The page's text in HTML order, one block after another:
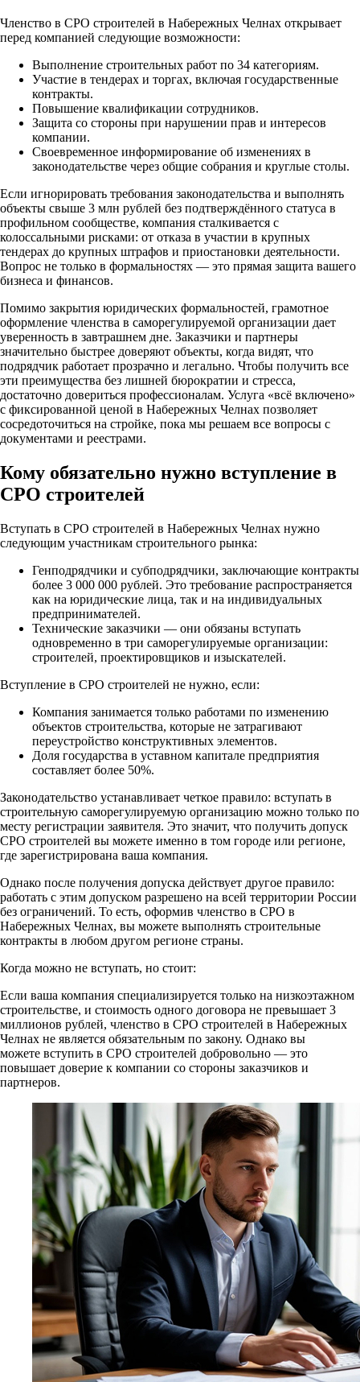
Членство в СРО строителей в Набережных Челнах открывает
перед компанией следующие возможности:
Выполнение строительных работ по 34 категориям.
Участие в тендерах и торгах, включая государственные
контракты.
Повышение квалификации сотрудников.
Защита со стороны при нарушении прав и интересов
компании.
Своевременное информирование об изменениях в
законодательстве через общие собрания и круглые столы.
Если игнорировать требования законодательства и выполнять
объекты свыше 3 млн рублей без подтверждённого статуса в
профильном сообществе, компания сталкивается с
колоссальными рисками: от отказа в участии в крупных
тендерах до крупных штрафов и приостановки деятельности.
Вопрос не только в формальностях — это прямая защита вашего
бизнеса и финансов.
Помимо закрытия юридических формальностей, грамотное
оформление членства в саморегулируемой организации дает
уверенность в завтрашнем дне. Заказчики и партнеры
значительно быстрее доверяют объекты, когда видят, что
подрядчик работает прозрачно и легально. Чтобы получить все
эти преимущества без лишней бюрократии и стресса,
достаточно довериться профессионалам. Услуга «всё включено»
с фиксированной ценой в Набережных Челнах позволяет
сосредоточиться на стройке, пока мы решаем все вопросы с
документами и реестрами.
Кому обязательно нужно вступление в
СРО строителей
Вступать в СРО строителей в Набережных Челнах нужно
следующим участникам строительного рынка:
Генподрядчики и субподрядчики, заключающие контракты
более 3 000 000 рублей. Это требование распространяется
как на юридические лица, так и на индивидуальных
предпринимателей.
Технические заказчики — они обязаны вступать
одновременно в три саморегулируемые организации:
строителей, проектировщиков и изыскателей.
Вступление в СРО строителей не нужно, если:
Компания занимается только работами по изменению
объектов строительства, которые не затрагивают
переустройство конструктивных элементов.
Доля государства в уставном капитале предприятия
составляет более 50%.
Законодательство устанавливает четкое правило: вступать в
строительную саморегулируемую организацию можно только по
месту регистрации заявителя. Это значит, что получить допуск
СРО строителей вы можете именно в том городе или регионе,
где зарегистрирована ваша компания.
Однако после получения допуска действует другое правило:
работать с этим допуском разрешено на всей территории России
без ограничений. То есть, оформив членство в СРО в
Набережных Челнах, вы можете выполнять строительные
контракты в любом другом регионе страны.
Когда можно не вступать, но стоит:
Если ваша компания специализируется только на низкоэтажном
строительстве, и стоимость одного договора не превышает 3
миллионов рублей, членство в СРО строителей в Набережных
Челнах не является обязательным по закону. Однако вы
можете вступить в СРО строителей добровольно — это
повышает доверие к компании со стороны заказчиков и
партнеров.